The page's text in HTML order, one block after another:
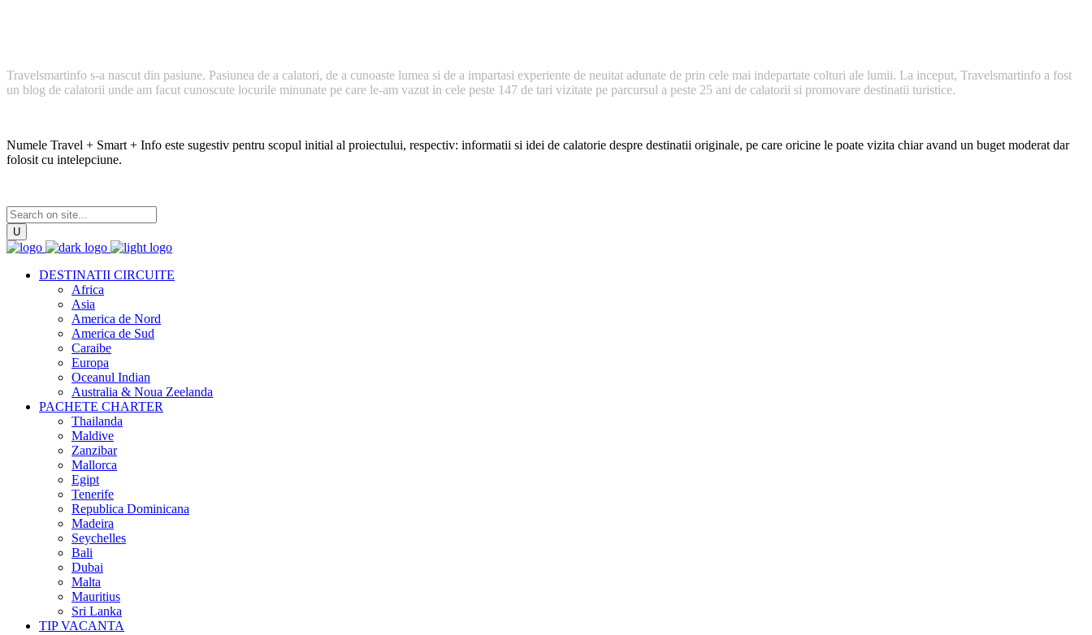
Travelsmartinfo s-a nascut din pasiune. Pasiunea de a calatori, de a cunoaste lumea si de a impartasi experiente de neuitat adunate de prin cele mai indepartate colturi ale lumii. La inceput, Travelsmartinfo a fost
un blog de calatorii unde am facut cunoscute locurile minunate pe care le-am vazut in cele peste 147 de tari vizitate pe parcursul a peste 25 ani de calatorii si promovare destinatii turistice.
Numele Travel + Smart + Info este sugestiv pentru scopul initial al proiectului, respectiv: informatii si idei de calatorie despre destinatii originale, pe care oricine le poate vizita chiar avand un buget moderat dar
folosit cu intelepciune.
DESTINATII CIRCUITE
Africa
Asia
America de Nord
America de Sud
Caraibe
Europa
Oceanul Indian
Australia & Noua Zeelanda
PACHETE CHARTER
Thailanda
Maldive
Zanzibar
Mallorca
Egipt
Tenerife
Republica Dominicana
Madeira
Seychelles
Bali
Dubai
Malta
Mauritius
Sri Lanka
TIP VACANTA